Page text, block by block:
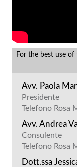
For the best use
Avv. Paola
Presidente
Telefono Rosa
Avv. Andrea
Consulente
Telefono Rosa
Dott.ssa